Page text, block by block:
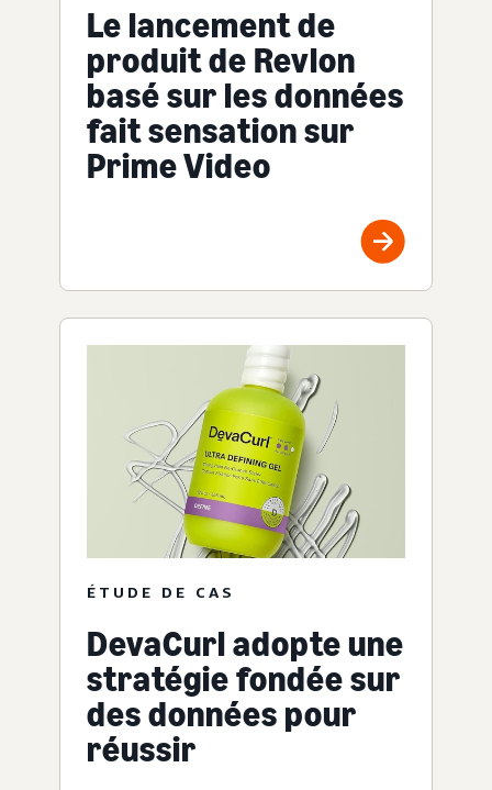
Le lancement de
produit de Revlon
basé sur les données
fait sensation sur
Prime Video
ÉTUDE DE CAS
DevaCurl adopte une
stratégie fondée sur
des données pour
réussir